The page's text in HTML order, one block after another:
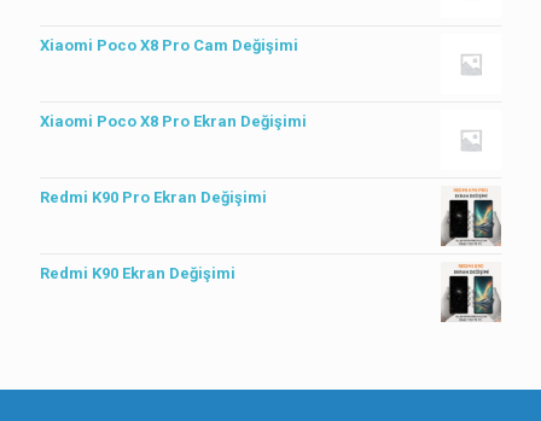
Xiaomi Poco X8 Pro Cam Değişimi
Xiaomi Poco X8 Pro Ekran Değişimi
Redmi K90 Pro Ekran Değişimi
Redmi K90 Ekran Değişimi